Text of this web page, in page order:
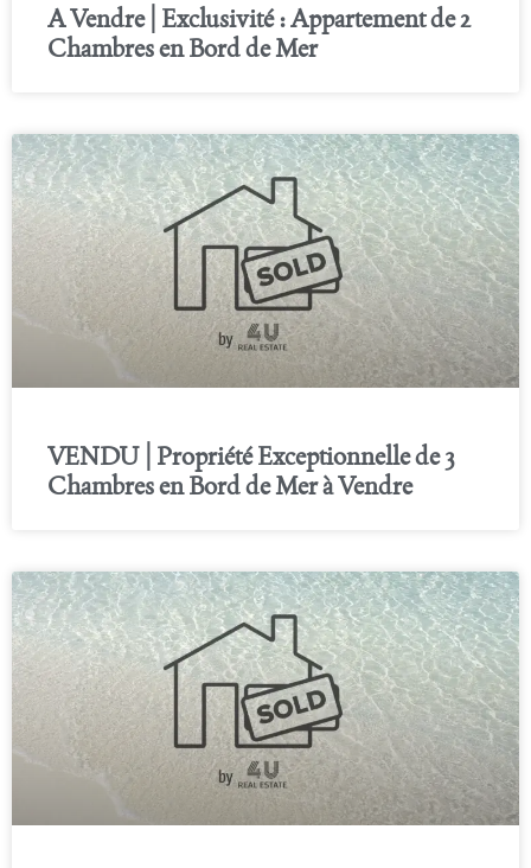
A Vendre | Exclusivité : Appartement de 2
Chambres en Bord de Mer
VENDU | Propriété Exceptionnelle de 3
Chambres en Bord de Mer à Vendre